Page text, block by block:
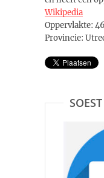
Wikipedia
Oppervlakte:
Provincie: